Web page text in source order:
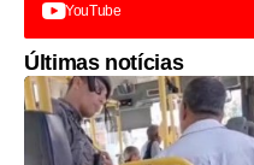
YouTube
Últimas notícias